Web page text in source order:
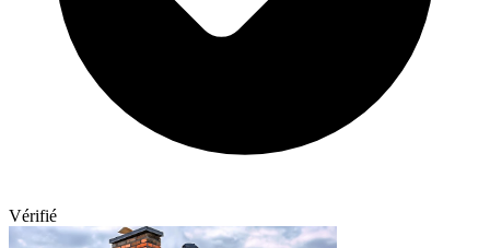
Vérifié